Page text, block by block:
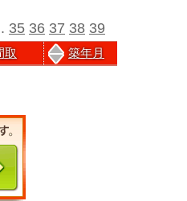
取 築年月
35 36 37 38 39
前のページにもどる